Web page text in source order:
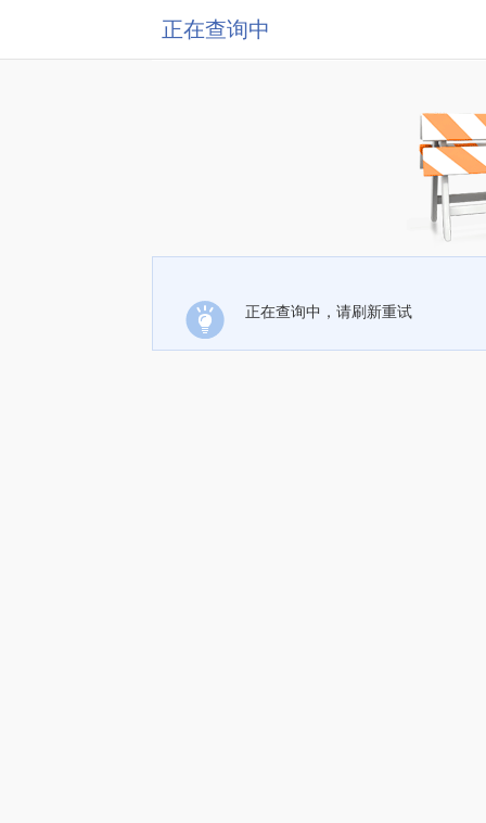
正在查询中
正在查询中，请刷新重试